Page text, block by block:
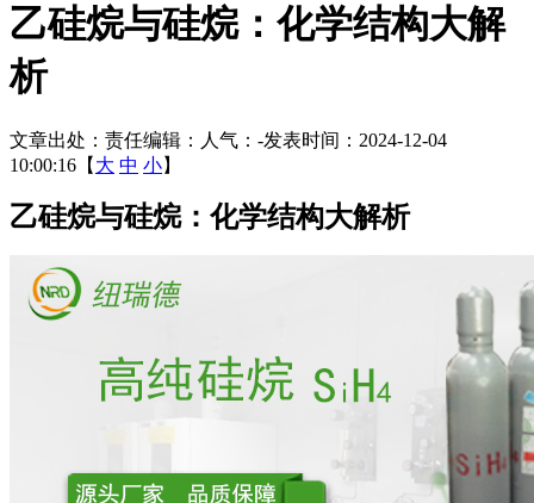
乙硅烷与硅烷：化学结构大解
析
文章出处： 责任编辑： 人气： -发表时间：2024-12-04
10:00:16【 大 中 小】
乙硅烷与硅烷：化学结构大解析